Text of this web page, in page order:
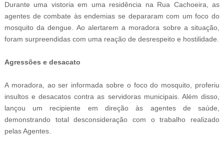
Durante uma vistoria em uma residência na Rua Cachoeira, as
agentes de combate às endemias se depararam com um foco do
mosquito da dengue. Ao alertarem a moradora sobre a situação,
foram surpreendidas com uma reação de desrespeito e hostilidade.
Agressões e desacato
A moradora, ao ser informada sobre o foco do mosquito, proferiu
insultos e desacatos contra as servidoras municipais. Além disso,
lançou um recipiente em direção às agentes de saúde,
demonstrando total desconsideração com o trabalho realizado
pelas Agentes.